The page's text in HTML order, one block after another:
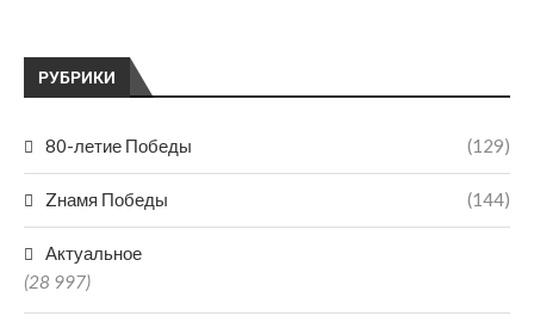
РУБРИКИ
80-летие Победы (129)
Zнамя Победы (144)
Актуальное
(28 997)